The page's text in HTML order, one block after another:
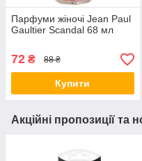
Парфуми жіночі Jean Paul
Gaultier Scandal 68 мл
72 ₴ 88 ₴
Купити
Акційні пропозиції та